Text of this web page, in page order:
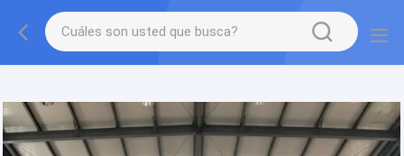
gtag('config', 'G-QWE9HWC3PF', {cookie_flags:
"SameSite=None;Secure"});